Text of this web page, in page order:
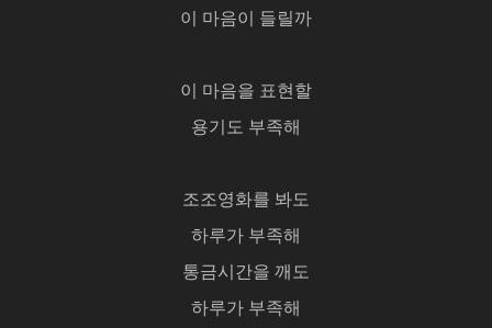
이 마음이 들릴까
이 마음을 표현할
용기도 부족해
조조영화를 봐도
하루가 부족해
통금시간을 깨도
하루가 부족해